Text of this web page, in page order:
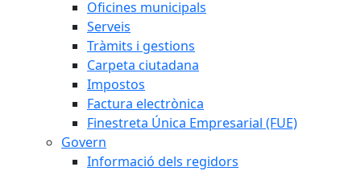
Oficines municipals
Serveis
Tràmits i gestions
Carpeta ciutadana
Impostos
Factura electrònica
Finestreta Única Empresarial (FUE)
Govern
Informació dels regidors